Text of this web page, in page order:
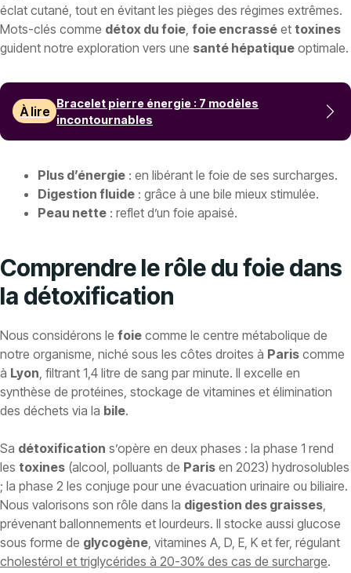
éclat cutané, tout en évitant les pièges des régimes extrêmes.
Mots-clés comme détox du foie foie encrassé et toxines
guident notre exploration vers une santé hépatique optimale.
À lire
Bracelet pierre énergie : 7 modèles
incontournables
Plus d’énergie : en libérant le foie de ses surcharges.
Digestion fluide : grâce à une bile mieux stimulée.
Peau nette : reflet d’un foie apaisé.
Comprendre le rôle du foie dans
la détoxification
Nous considérons le foie comme le centre métabolique de
notre organisme, niché sous les côtes droites à Paris comme
à Lyon , filtrant 1,4 litre de sang par minute. Il excelle en
synthèse de protéines, stockage de vitamines et élimination
des déchets via la bile.
Sa détoxification s’opère en deux phases : la phase 1 rend
les toxines (alcool, polluants de Paris en 2023) hydrosolubles
; la phase 2 les conjuge pour une évacuation urinaire ou biliaire.
Nous valorisons son rôle dans la digestion des graisses
prévenant ballonnements et lourdeurs. Il stocke aussi glucose
sous forme de glycogène , vitamines A, D, E, K et fer, régulant
cholestérol et triglycérides à 20-30% des cas de surcharge.